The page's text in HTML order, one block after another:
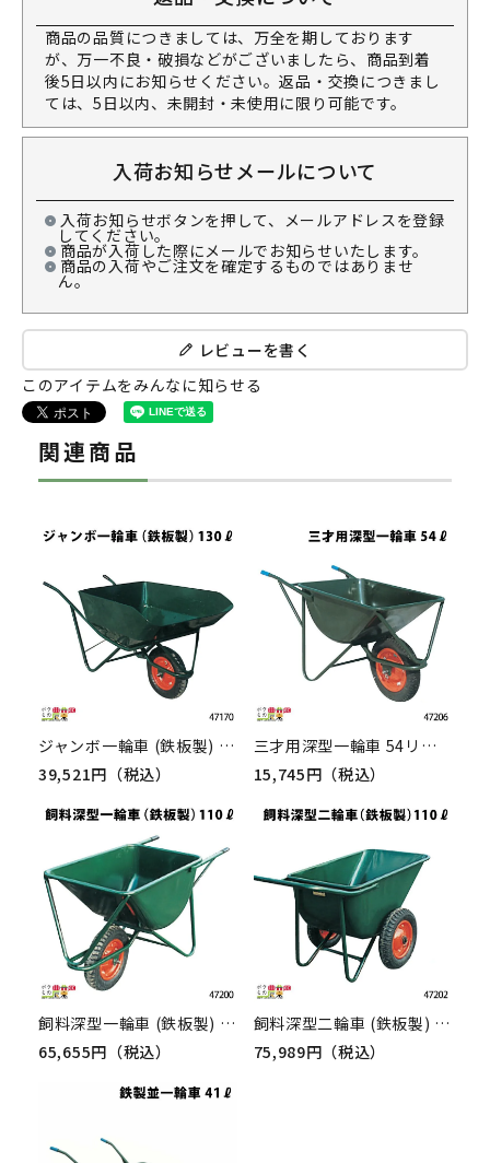
商品の品質につきましては、万全を期しております
が、万一不良・破損などがございましたら、商品到着
後5日以内にお知らせください。返品・交換につきまし
ては、5日以内、未開封・未使用に限り可能です。
入荷お知らせメールについて
入荷お知らせボタンを押して、メールアドレスを登録
してください。
商品が入荷した際にメールでお知らせいたします。
商品の入荷やご注文を確定するものではありませ
ん。
レビューを書く
このアイテムをみんなに知らせる
関連商品
ジャンボ一輪車 (鉄板製) 130リットル 47170 一輪車 1輪車 運搬車 鉄製 飼料運搬車 畜産用品 酪農用品
39,521円（税込）
三才用深型一輪車 54リットル 47206 一輪車 1輪車 深型 運搬車 飼料運搬車 畜産用品 酪農用品
15,745円（税込）
飼料深型一輪車 (鉄板製) 110リットル 47200 一輪車 1輪車 運搬車 鉄製 飼料運搬車 畜産用品 酪農用品
65,655円（税込）
飼料深型二輪車 (鉄板製) 110リットル 47202 二輪車 2輪車 運搬車 鉄製 飼料運搬車 畜産用品 酪農用品
75,989円（税込）